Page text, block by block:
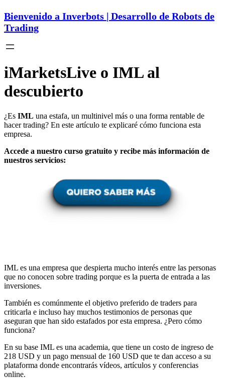
Bienvenido a Inverbots | Desarrollo de Robots de
Trading
iMarketsLive o IML al
descubierto
¿Es IML una estafa, un multinivel más o una forma rentable de
hacer trading? En este artículo te explicaré cómo funciona esta
empresa.
Accede a nuestro curso gratuito y recibe más información de
nuestros servicios:
IML es una empresa que despierta mucho interés entre las personas
que no conocen sobre trading porque es la puerta de entrada a las
inversiones.
También es comúnmente el objetivo preferido de traders para
criticarla e incluso hay muchos testimonios de personas que
aseguran que han sido estafados por esta empresa. ¿Pero cómo
funciona?
En su base IML es una academia, que tiene un costo de ingreso de
218 USD y un pago mensual de 160 USD que te dan acceso a su
plataforma donde encontrarás vídeos, artículos y conferencias
online.